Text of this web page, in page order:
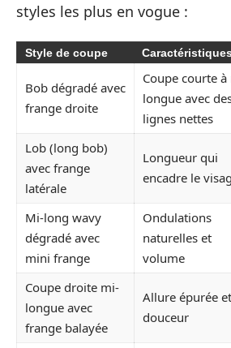
styles les plus en vogue :
Style de coupe Caractéristiques
Bob dégradé avec
frange droite
Coupe courte
longue avec
lignes nettes
Lob (long bob)
avec frange
latérale
Longueur qui
encadre le
Mi-long wavy
dégradé avec
mini frange
Ondulations
naturelles et
volume
Coupe droite mi-
longue avec
frange balayée
Allure épurée et
douceur